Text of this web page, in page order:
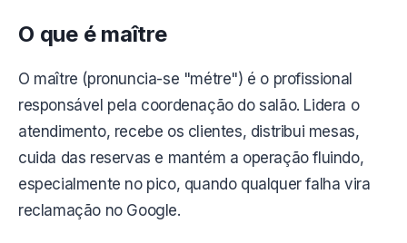
O que é maître
O maître (pronuncia-se "métre") é o profissional
responsável pela coordenação do salão. Lidera o
atendimento, recebe os clientes, distribui mesas,
cuida das reservas e mantém a operação fluindo,
especialmente no pico, quando qualquer falha vira
reclamação no Google.